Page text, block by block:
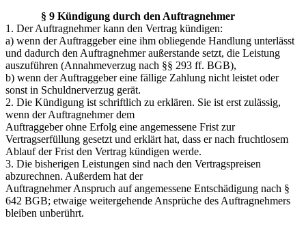
§ 9 Kündigung durch den Auftragnehmer
1. Der Auftragnehmer kann den Vertrag kündigen:
a) wenn der Auftraggeber eine ihm obliegende Handlung unterlässt
und dadurch den Auftragnehmer außerstande setzt, die Leistung
auszuführen (Annahmeverzug nach §§ 293 ff. BGB),
b) wenn der Auftraggeber eine fällige Zahlung nicht leistet oder
sonst in Schuldnerverzug gerät.
2. Die Kündigung ist schriftlich zu erklären. Sie ist erst zulässig,
wenn der Auftragnehmer dem
Auftraggeber ohne Erfolg eine angemessene Frist zur
Vertragserfüllung gesetzt und erklärt hat, dass er nach fruchtlosem
Ablauf der Frist den Vertrag kündigen werde.
3. Die bisherigen Leistungen sind nach den Vertragspreisen
abzurechnen. Außerdem hat der
Auftragnehmer Anspruch auf angemessene Entschädigung nach §
642 BGB; etwaige weitergehende Ansprüche des Auftragnehmers
bleiben unberührt.